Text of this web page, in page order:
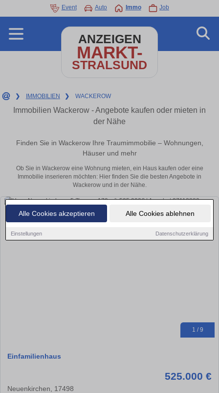
Alle Cookies akzeptieren Alle Cookies ablehnen
Einstellungen Datenschutzerklärung
Event Auto Immo Job
ANZEIGEN
MARKT-
STRALSUND
❯ IMMOBILIEN ❯ WACKEROW
Immobilien Wackerow - Angebote kaufen oder mieten in
der Nähe
Finden Sie in Wackerow Ihre Traumimmobilie – Wohnungen,
Häuser und mehr
Ob Sie in Wackerow eine Wohnung mieten, ein Haus kaufen oder eine
Immobilie inserieren möchten: Hier finden Sie die besten Angebote in
Wackerow und in der Nähe.
1 / 9
Einfamilienhaus
525.000 €
Neuenkirchen, 17498